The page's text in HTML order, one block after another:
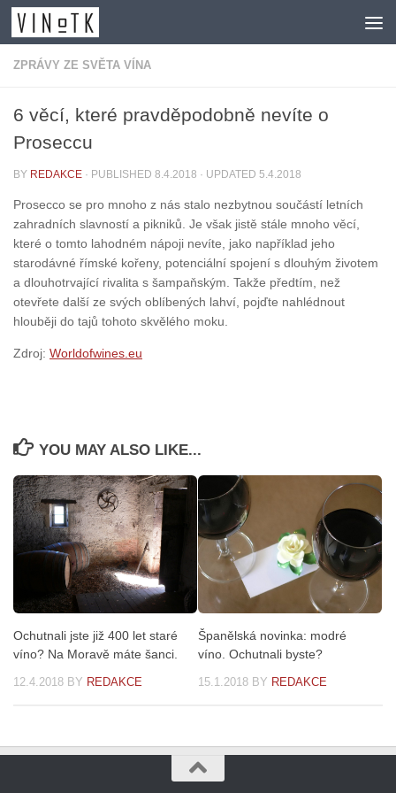
Skip to content
ZPRÁVY ZE SVĚTA VÍNA
6 věcí, které pravděpodobně nevíte o
Proseccu
BY REDAKCE · PUBLISHED 8.4.2018 · UPDATED 5.4.2018
Prosecco se pro mnoho z nás stalo nezbytnou součástí letních
zahradních slavností a pikniků. Je však jistě stále mnoho věcí,
které o tomto lahodném nápoji nevíte, jako například jeho
starodávné římské kořeny, potenciální spojení s dlouhým životem
a dlouhotrvající rivalita s šampaňským. Takže předtím, než
otevřete další ze svých oblíbených lahví, pojďte nahlédnout
hlouběji do tajů tohoto skvělého moku.
Zdroj: Worldofwines.eu
YOU MAY ALSO LIKE...
Ochutnali jste již 400 let staré
víno? Na Moravě máte šanci.
12.4.2018 BY REDAKCE
Španělská novinka: modré
víno. Ochutnali byste?
15.1.2018 BY REDAKCE